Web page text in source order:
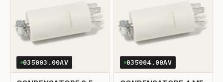
035003.00AV 035004.00AV